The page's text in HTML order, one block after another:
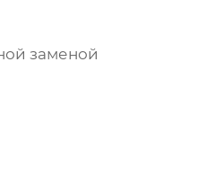
заменой